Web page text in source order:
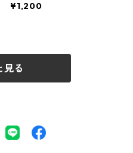
¥1,200
見る